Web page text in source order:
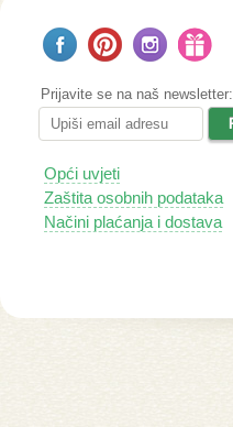
Prijavite se na naš newsletter:
Opći uvjeti
Zaštita osobnih podataka
Načini plaćanja i dostava